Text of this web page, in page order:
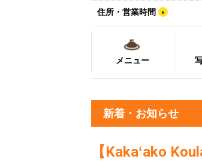
住所・営業時間
メニュー
新着・お知らせ
【Kakaʻako